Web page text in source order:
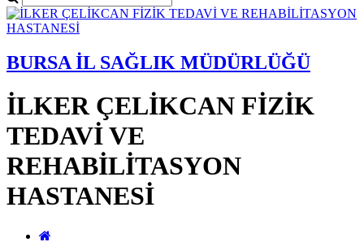
BURSA İL SAĞLIK MÜDÜRLÜĞÜ
İLKER ÇELİKCAN FİZİK
TEDAVİ VE
REHABİLİTASYON
HASTANESİ